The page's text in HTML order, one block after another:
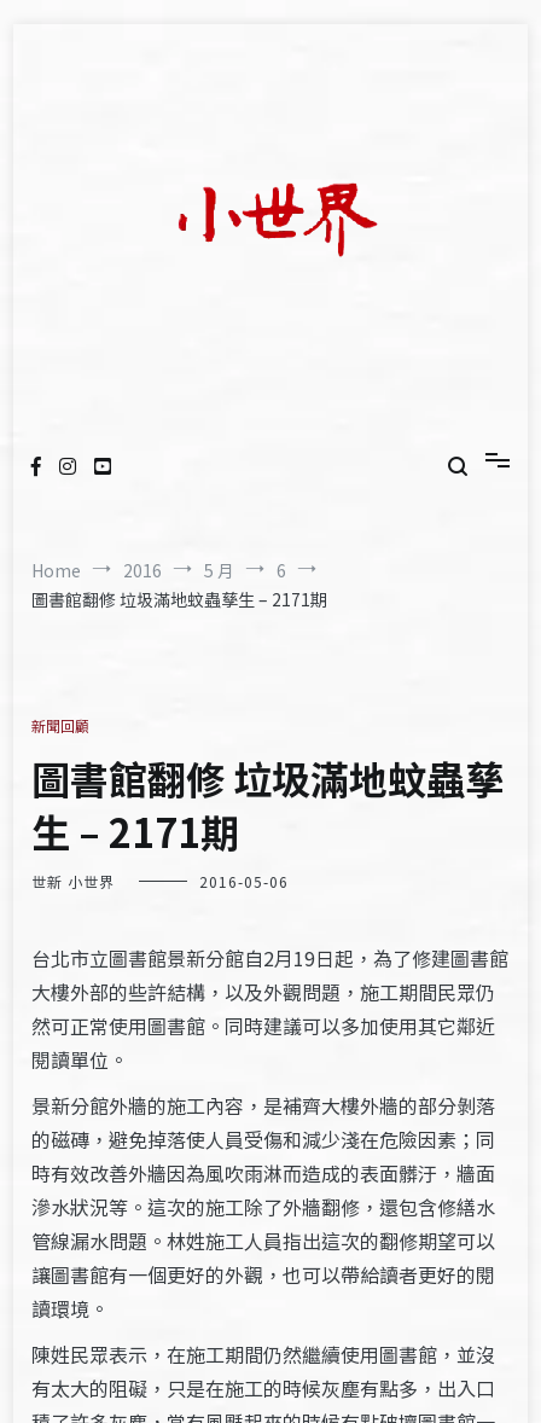
Home 2016 5 月
6
圖書館翻修 垃圾滿地蚊蟲孳生 – 2171期
新聞回顧
圖書館翻修 垃圾滿地蚊蟲孳
生 – 2171期
世新 小世界 2016-05-06
台北市立圖書館景新分館自2月19日起，為了修建圖書館
大樓外部的些許結構，以及外觀問題，施工期間民眾仍
然可正常使用圖書館。同時建議可以多加使用其它鄰近
閱讀單位。
景新分館外牆的施工內容，是補齊大樓外牆的部分剝落
的磁磚，避免掉落使人員受傷和減少淺在危險因素；同
時有效改善外牆因為風吹雨淋而造成的表面髒汙，牆面
滲水狀況等。這次的施工除了外牆翻修，還包含修繕水
管線漏水問題。林姓施工人員指出這次的翻修期望可以
讓圖書館有一個更好的外觀，也可以帶給讀者更好的閱
讀環境。
陳姓民眾表示，在施工期間仍然繼續使用圖書館，並沒
有太大的阻礙，只是在施工的時候灰塵有點多，出入口